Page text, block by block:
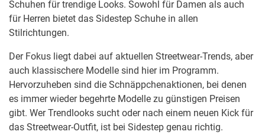
Schuhen für trendige Looks. Sowohl für Damen als auch
für Herren bietet das Sidestep Schuhe in allen
Stilrichtungen.
Der Fokus liegt dabei auf aktuellen Streetwear-Trends, aber
auch klassischere Modelle sind hier im Programm.
Hervorzuheben sind die Schnäppchenaktionen, bei denen
es immer wieder begehrte Modelle zu günstigen Preisen
gibt. Wer Trendlooks sucht oder nach einem neuen Kick für
das Streetwear-Outfit, ist bei Sidestep genau richtig.